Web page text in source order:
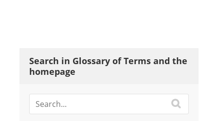
Search in Glossary of Terms and the
homepage